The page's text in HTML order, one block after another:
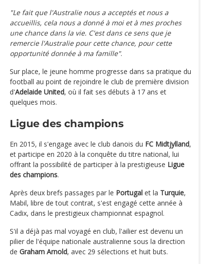
"Le fait que l'Australie nous a acceptés et nous a
accueillis, cela nous a donné à moi et à mes proches
une chance dans la vie. C'est dans ce sens que je
remercie l'Australie pour cette chance, pour cette
opportunité donnée à ma famille".
Sur place, le jeune homme progresse dans sa pratique du
football au point de rejoindre le club de première division
d'Adelaide United, où il fait ses débuts à 17 ans et
quelques mois.
Ligue des champions
En 2015, il s'engage avec le club danois du FC Midtjylland,
et participe en 2020 à la conquête du titre national, lui
offrant la possibilité de participer à la prestigieuse Ligue
des champions.
Après deux brefs passages par le Portugal et la Turquie,
Mabil, libre de tout contrat, s'est engagé cette année à
Cadix, dans le prestigieux championnat espagnol.
S'il a déjà pas mal voyagé en club, l'ailier est devenu un
pilier de l'équipe nationale australienne sous la direction
de Graham Arnold, avec 29 sélections et huit buts.